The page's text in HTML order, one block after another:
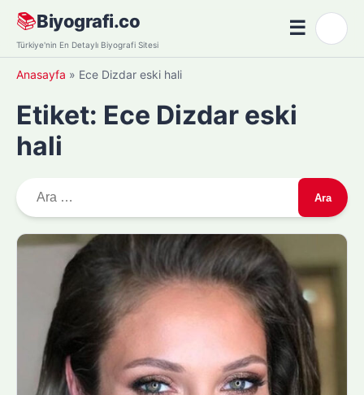
Skip
content
📚Biyografi.co
Türkiye'nin En Detaylı Biyografi Sitesi
☰Menü
Anasayfa » Ece Dizdar eski hali
Etiket: Ece Dizdar eski
hali
r
m